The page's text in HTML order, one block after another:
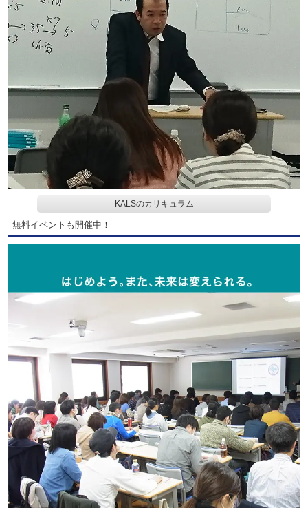
KALSのカリキュラム
無料イベントも開催中！